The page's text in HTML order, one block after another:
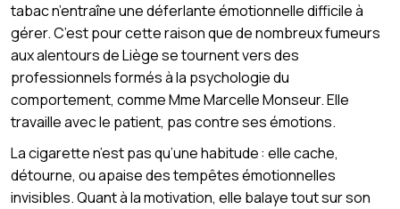
tabac n’entraîne une déferlante émotionnelle difficile à
gérer. C’est pour cette raison que de nombreux fumeurs
aux alentours de Liège se tournent vers des
professionnels formés à la psychologie du
comportement, comme Mme Marcelle Monseur. Elle
travaille avec le patient, pas contre ses émotions.
La cigarette n’est pas qu’une habitude : elle cache,
détourne, ou apaise des tempêtes émotionnelles
invisibles. Quant à la motivation, elle balaye tout sur son